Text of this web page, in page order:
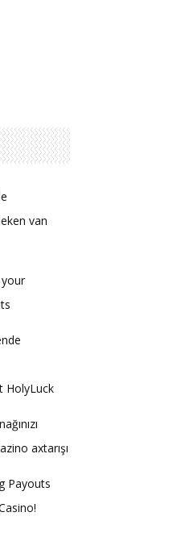
van
HolyLuck
axtarışı
Payouts